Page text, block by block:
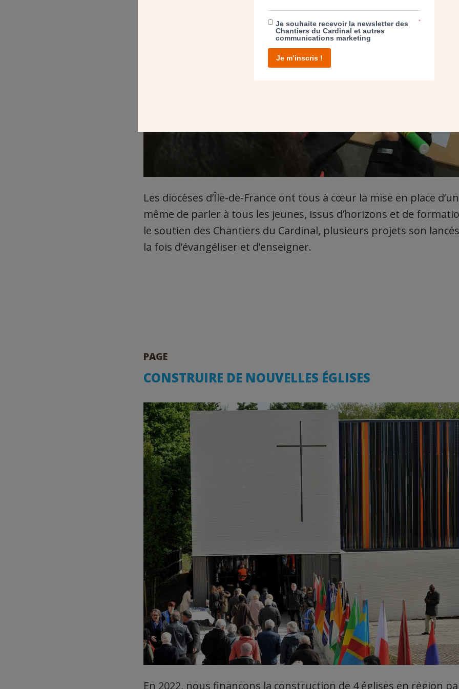
Les diocèses d’Île-de-France ont tous à cœur la mise en place
même de parler à tous les jeunes, issus d’horizons et de
le soutien des Chantiers du Cardinal, plusieurs projets son
la fois d’évangéliser et d’enseigner.
PAGE
CONSTRUIRE DE NOUVELLES ÉGLISES
En 2022, nous finançons la construction de 4 églises en région
Je souhaite recevoir la newsletter des
Chantiers du Cardinal et autres
communications marketing
*
Je m’inscris !